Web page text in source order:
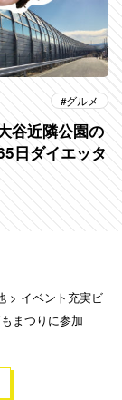
グルメ
谷近隣公園の
日ダイエッタ
> イベント充実ビ
まつりに参加